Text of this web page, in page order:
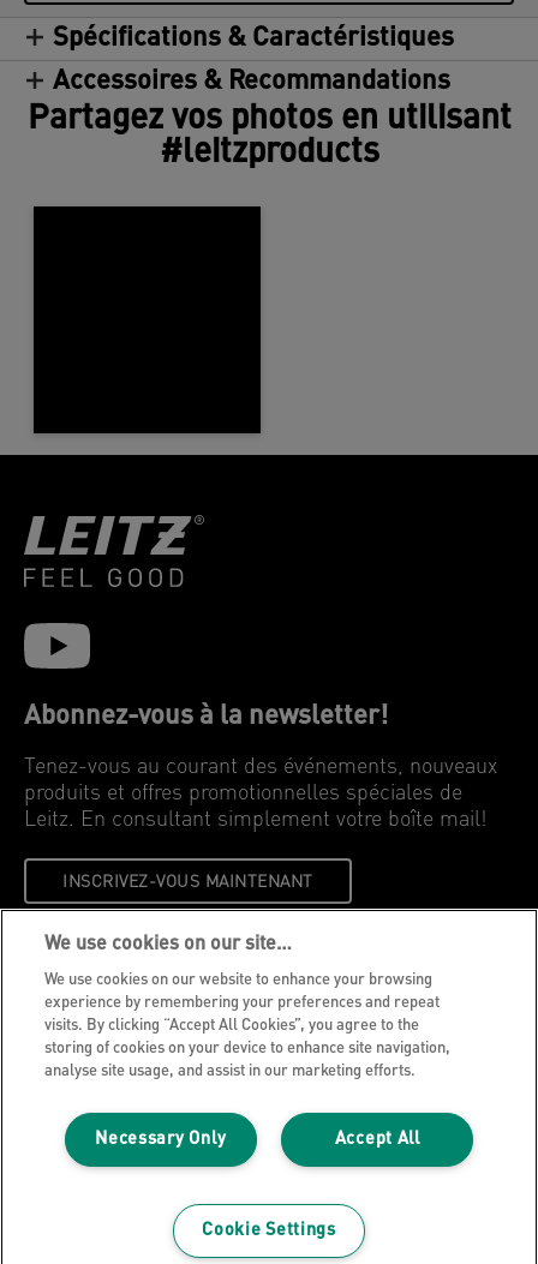
Spécifications & Caractéristiques
Accessoires & Recommandations
Partagez vos photos en utilisant
#leitzproducts
Abonnez-vous à la newsletter!
Tenez-vous au courant des événements, nouveaux
produits et offres promotionnelles spéciales de
Leitz. En consultant simplement votre boîte mail!
INSCRIVEZ-VOUS MAINTENANT
Cookies
Avis légal
Impression
Gérer mes données
Blog Leitz
We use cookies on our site…
We use cookies on our website to enhance your browsing
experience by remembering your preferences and repeat
visits. By clicking “Accept All Cookies”, you agree to the
storing of cookies on your device to enhance site navigation,
analyse site usage, and assist in our marketing efforts.
Accept All
Necessary Only
Cookie Settings